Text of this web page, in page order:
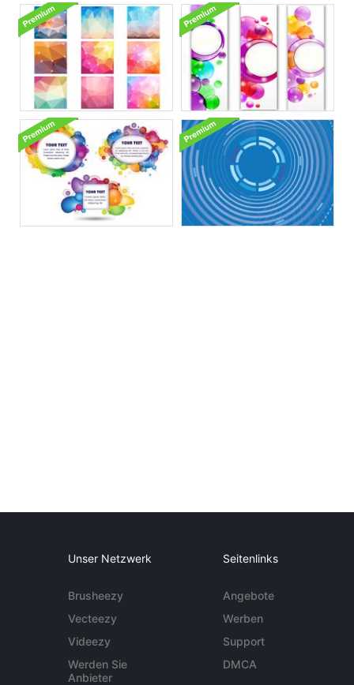
Unser Netzwerk
Brusheezy
Vecteezy
Videezy
Werden Sie
Anbieter
Seitenlinks
Angebote
Werben
Support
DMCA